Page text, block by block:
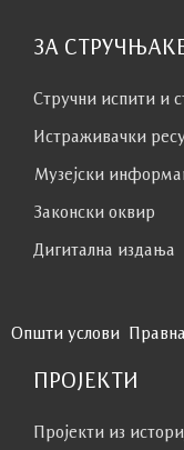
ЗА
Стручни испити и
Истраживачки
Музејски
Законски оквир
Дигитална издања
Општи услови
ПРОЈЕКТИ
Пројекти из